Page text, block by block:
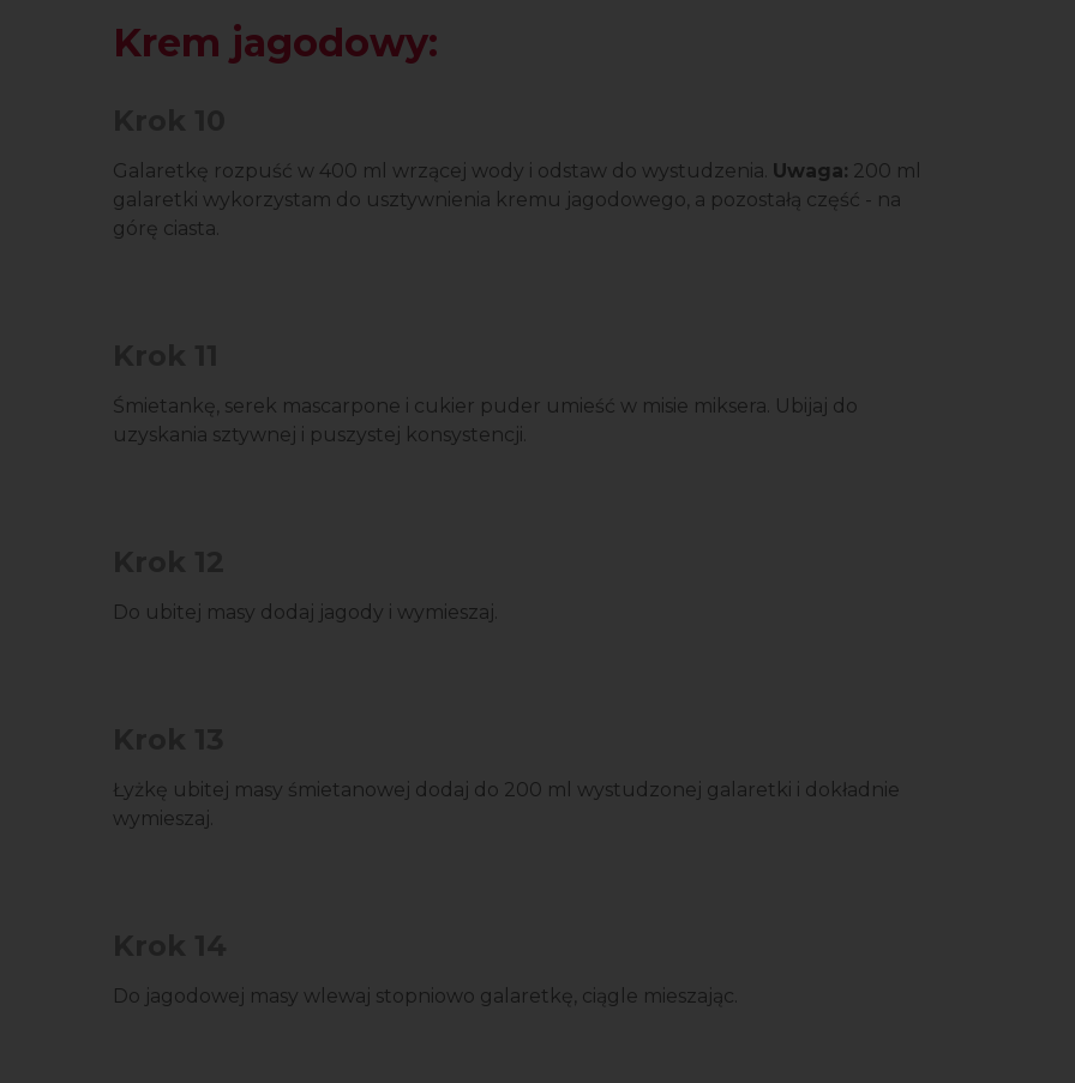
Krem jagodowy:
Galaretkę rozpuść w 400 ml wrzącej wody i odstaw do wystudzenia. Uwaga: 200 ml
galaretki wykorzystam do usztywnienia kremu jagodowego, a pozostałą część - na
górę ciasta.
Śmietankę, serek mascarpone i cukier puder umieść w misie miksera. Ubijaj do
uzyskania sztywnej i puszystej konsystencji.
Do ubitej masy dodaj jagody i wymieszaj.
Łyżkę ubitej masy śmietanowej dodaj do 200 ml wystudzonej galaretki i dokładnie
wymieszaj.
Do jagodowej masy wlewaj stopniowo galaretkę, ciągle mieszając.